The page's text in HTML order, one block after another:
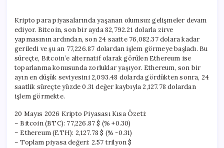
ve
Ethereum
Zor
Durumda
Kripto para piyasalarında yaşanan olumsuz gelişmeler devam
ediyor. Bitcoin, son bir ayda 82,792.21 dolarla zirve
yapmasının ardından, son 24 saatte 76,082.37 dolara kadar
geriledi ve şu an 77,226.87 dolardan işlem görmeye başladı. Bu
süreçte, Bitcoin’e alternatif olarak görülen Ethereum ise
toparlanma konusunda zorluklar yaşıyor. Ethereum, son bir
ayın en düşük seviyesini 2,093.48 dolarda gördükten sonra, 24
saatlik süreçte yüzde 0.31 değer kaybıyla 2,127.78 dolardan
işlem görmekte.
20 Mayıs 2026 Kripto Piyasası Kısa Özeti:
– Bitcoin (BTC): 77,226.87 $ (% +0.30)
– Ethereum (ETH): 2,127.78 $ (% -0.31)
– Toplam piyasa değeri: 2.57 trilyon $